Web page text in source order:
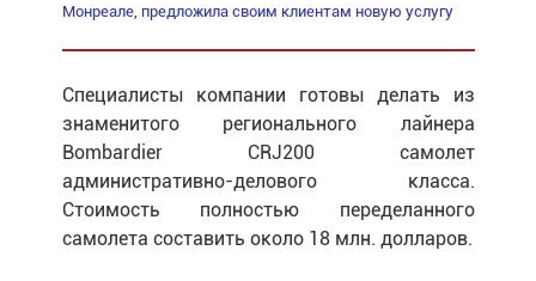
Монреале, предложила своим клиентам новую услугу
Специалисты компании готовы делать из
знаменитого регионального лайнера
Bombardier CRJ200 самолет
административно-делового класса.
Стоимость полностью переделанного
самолета составить около 18 млн. долларов.